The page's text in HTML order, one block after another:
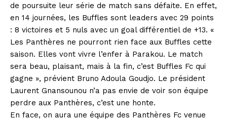
de poursuite leur série de match sans défaite. En effet,
en 14 journées, les Buffles sont leaders avec 29 points
: 8 victoires et 5 nuls avec un goal différentiel de +13. «
Les Panthères ne pourront rien face aux Buffles cette
saison. Elles vont vivre l’enfer à Parakou. Le match
sera beau, plaisant, mais à la fin, c’est Buffles Fc qui
gagne », prévient Bruno Adoula Goudjo. Le président
Laurent Gnansounou n’a pas envie de voir son équipe
perdre aux Panthères, c’est une honte.
En face, on aura une équipe des Panthères Fc venue